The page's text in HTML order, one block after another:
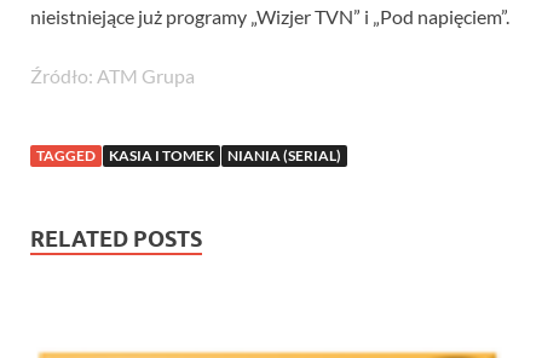
nieistniejące już programy „Wizjer TVN” i „Pod napięciem”.
Źródło: ATM Grupa
TAGGED KASIA I TOMEK NIANIA (SERIAL)
RELATED POSTS